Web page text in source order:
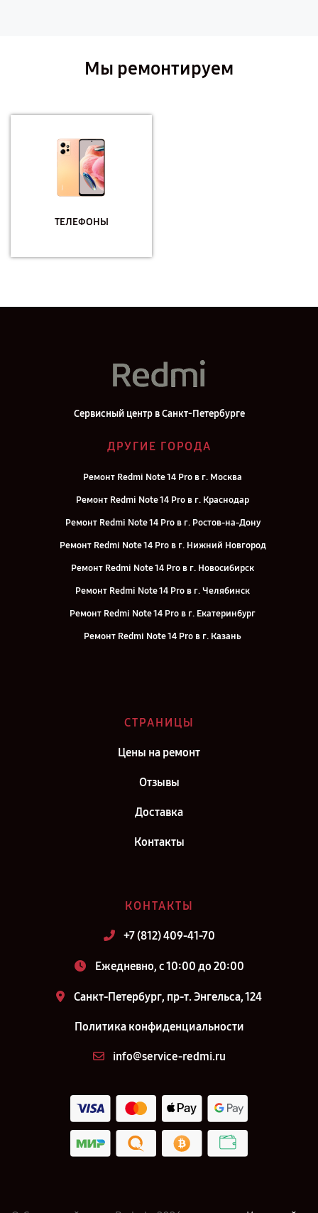
Мы ремонтируем
ТЕЛЕФОНЫ
Сервисный центр в Санкт-Петербурге
ДРУГИЕ ГОРОДА
Ремонт Redmi Note 14 Pro в г. Москва
Ремонт Redmi Note 14 Pro в г. Краснодар
Ремонт Redmi Note 14 Pro в г. Ростов-на-Дону
Ремонт Redmi Note 14 Pro в г. Нижний Новгород
Ремонт Redmi Note 14 Pro в г. Новосибирск
Ремонт Redmi Note 14 Pro в г. Челябинск
Ремонт Redmi Note 14 Pro в г. Екатеринбург
Ремонт Redmi Note 14 Pro в г. Казань
Ремонт Redmi Note 14 Pro в г. Киров
СТРАНИЦЫ
Цены на ремонт
Отзывы
Доставка
Контакты
КОНТАКТЫ
+7 (812) 409-41-70
Ежедневно, с 10:00 до 20:00
Санкт-Петербург, пр-т. Энгельса, 124
Политика конфиденциальности
info@service-redmi.ru